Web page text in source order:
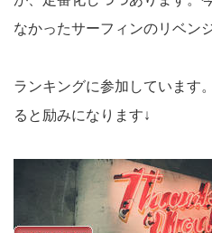
なかったサーフィンのリベンジ
ランキングに参加しています
ると励みになります↓